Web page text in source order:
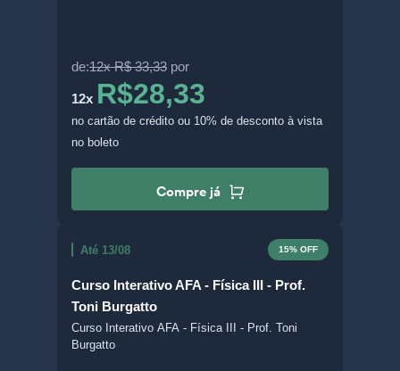
de:12x R$ 33,33 por
12x R$28,33
no cartão de crédito ou 10% de desconto à vista
no boleto
Compre já
Até 13/08 15% OFF
Curso Interativo AFA - Física III - Prof.
Toni Burgatto
Curso Interativo AFA - Física III - Prof. Toni
Burgatto